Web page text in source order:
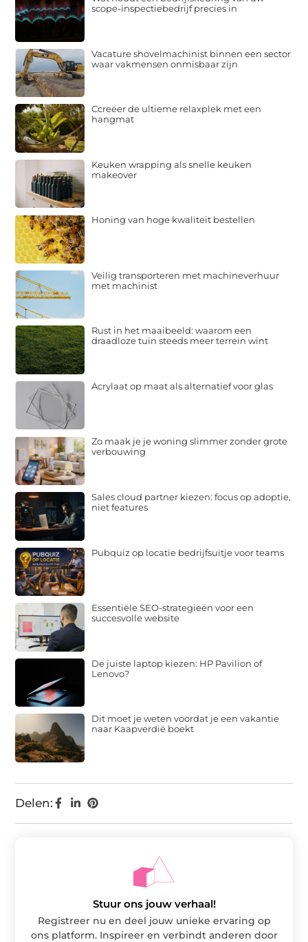
Delen:
scope-inspectiebedrijf precies in
Vacature shovelmachinist binnen een sector
waar vakmensen onmisbaar zijn
Ccreëer de ultieme relaxplek met een
hangmat
Keuken wrapping als snelle keuken
makeover
Honing van hoge kwaliteit bestellen
Veilig transporteren met machineverhuur
met machinist
Rust in het maaibeeld: waarom een
draadloze tuin steeds meer terrein wint
Acrylaat op maat als alternatief voor glas
Zo maak je je woning slimmer zonder grote
verbouwing
Sales cloud partner kiezen: focus op adoptie,
niet features
Pubquiz op locatie bedrijfsuitje voor teams
Essentiële SEO-strategieën voor een
succesvolle website
De juiste laptop kiezen: HP Pavilion of
Lenovo?
Dit moet je weten voordat je een vakantie
naar Kaapverdië boekt
Stuur ons jouw verhaal!
Registreer nu en deel jouw unieke ervaring op
ons platform. Inspireer en verbindt anderen door